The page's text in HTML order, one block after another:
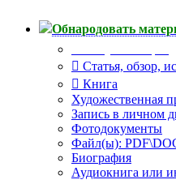
Обнародовать
Статья, обзор,
Книга
Художественная
Запись в личном
Фотодокументы
Файл(ы):
Биография
Аудиокнига или